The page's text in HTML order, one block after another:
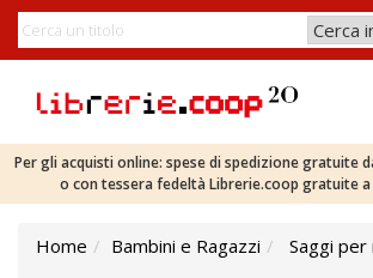
Per gli acquisti online: spese di spedizione gratuite
o con tessera fedeltà Librerie.coop gratuite
Home Bambini e Ragazzi
Saggi per